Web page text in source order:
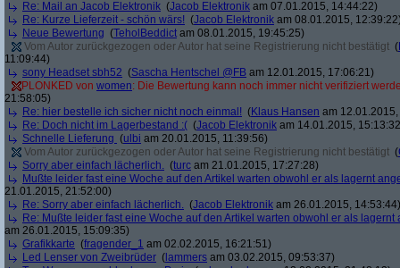
Re: Mail an Jacob Elektronik (Jacob Elektronik am 07.01.2015, 14:44:22)
Re: Kurze Lieferzeit - schön wärs! (Jacob Elektronik am 08.01.2015,
Neue Bewertung (TeholBeddict am 08.01.2015, 19:45:25)
Vom Autor zurückgezogen oder Autor hat seine Registrierung nicht bestätigt (
11:09:44)
sony Headset sbh52 (Sascha Hentschel @FB am 12.01.2015, 17:06:21)
PLONKED von women: Die Bewertung kann noch immer nicht verifiziert
21:58:05)
Re: hier bestelle ich sicher nicht noch einmal! (Klaus Hansen am
Re: Doch nicht im Lagerbestand :( (Jacob Elektronik am 14.01.2015,
Schnelle Lieferung (ulbi am 20.01.2015, 11:39:56)
Vom Autor zurückgezogen oder Autor hat seine Registrierung nicht bestätigt (
Sorry aber einfach lächerlich. (turc am 21.01.2015, 17:27:28)
Mußte leider fast eine Woche auf den Artikel warten obwohl er als lagernt
21.01.2015, 21:52:00)
Re: Sorry aber einfach lächerlich. (Jacob Elektronik am 26.01.2015, 14:53:44)
Re: Mußte leider fast eine Woche auf den Artikel warten obwohl er als lagernt
am 26.01.2015, 15:09:35)
Grafikkarte (fragender_1 am 02.02.2015, 16:21:51)
Led Lenser von Zweibrüder ( lammers am 03.02.2015, 09:53:37)